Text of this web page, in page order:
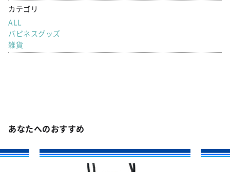
カテゴリ
ALL
パピネスグッズ
雑貨
あなたへのおすすめ